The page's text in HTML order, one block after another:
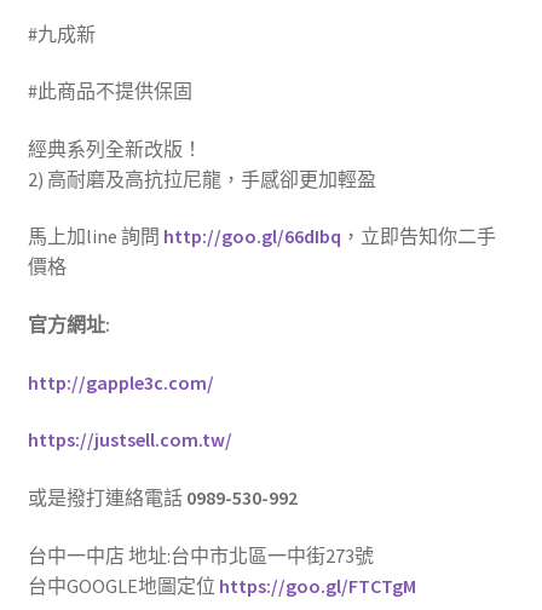
#九成新(高雄二手精品專賣店)
#此商品不提供保固
經典系列全新改版！
2) 高耐磨及高抗拉尼龍，手感卻更加輕盈
馬上加line 詢問 http://goo.gl/66dIbq ，立即告知你二手
價格
官方網址:
http://gapple3c.com/
https://justsell.com.tw/
或是撥打連絡電話 0989-530-992
台中一中店 地址:台中市北區一中街273號
台中GOOGLE地圖定位 https://goo.gl/FTCTgM